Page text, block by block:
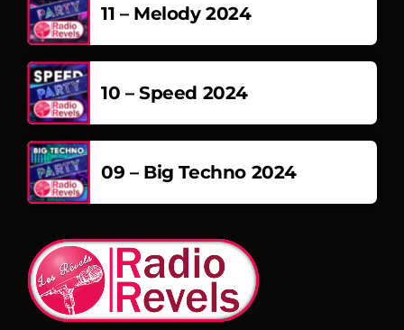
11 – Melody 2024
10 – Speed 2024
09 – Big Techno 2024